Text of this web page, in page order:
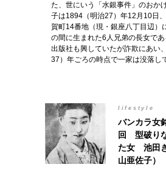
た、世にいう「水銀事件」のお
子は1894（明治27）年12月10日
賀町14番地（現・銀座八丁目辺）
の間に生まれた6人兄弟の長女で
出版社も興していたが詐欺にあい
37）年ごろの時点で一家は没落し
lifestyle
バンカラ
回 型破り
た女 池田
山亜佐子）